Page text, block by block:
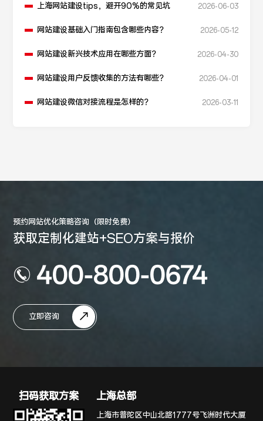
上海网站建设tips，避开90%的常见坑 2026-06-03
网站建设基础入门指南包含哪些内容？ 2026-05-12
网站建设新兴技术应用在哪些方面？ 2026-04-30
网站建设用户反馈收集的方法有哪些？ 2026-04-01
网站建设微信对接流程是怎样的？ 2026-03-11
预约网站优化策略咨询（限时免费）
获取定制化建站+SEO方案与报价
400-800-0674
立即咨询
扫码获取方案 上海总部
上海市普陀区中山北路1777号飞洲时代大厦